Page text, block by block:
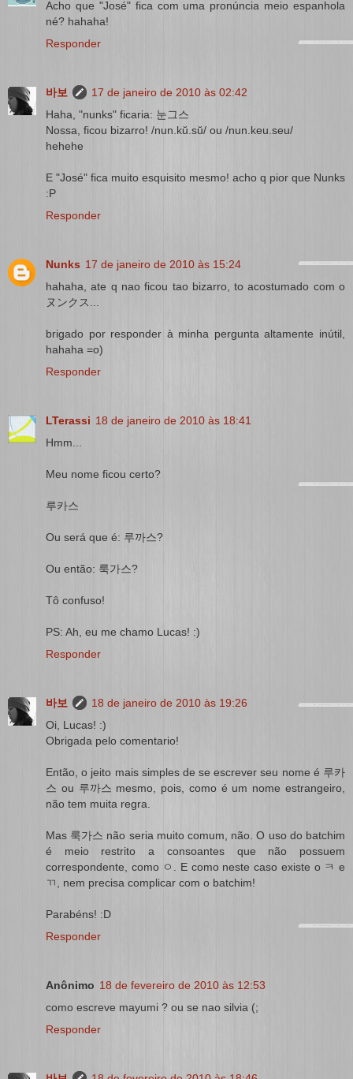
Acho que "José" fica com uma pronúncia meio espanhola
né? hahaha!
Responder
바보
17 de janeiro de 2010 às 02:42
Haha, "nunks" ficaria: 눈그스
Nossa, ficou bizarro! /nun.kŭ.sŭ/ ou /nun.keu.seu/
hehehe
E "José" fica muito esquisito mesmo! acho q pior que Nunks
:P
Responder
Nunks 17 de janeiro de 2010 às 15:24
hahaha, ate q nao ficou tao bizarro, to acostumado com o
ヌンクス...
brigado por responder à minha pergunta altamente inútil,
hahaha =o)
Responder
LTerassi 18 de janeiro de 2010 às 18:41
Hmm...
Meu nome ficou certo?
루카스
Ou será que é: 루까스?
Ou então: 룩가스?
Tô confuso!
PS: Ah, eu me chamo Lucas! :)
Responder
바보
18 de janeiro de 2010 às 19:26
Oi, Lucas! :)
Obrigada pelo comentario!
Então, o jeito mais simples de se escrever seu nome é 루카
스 ou 루까스 mesmo, pois, como é um nome estrangeiro,
não tem muita regra.
Mas 룩가스 não seria muito comum, não. O uso do batchim
é meio restrito a consoantes que não possuem
correspondente, como ㅇ. E como neste caso existe o ㅋ e
ㄲ, nem precisa complicar com o batchim!
Parabéns! :D
Responder
Anônimo 18 de fevereiro de 2010 às 12:53
como escreve mayumi ? ou se nao silvia (;
Responder